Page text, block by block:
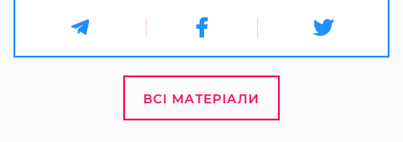
ВСІ МАТЕРІАЛИ